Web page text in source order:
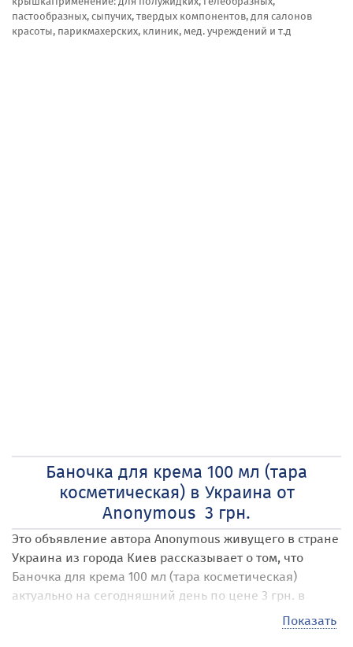
пастообразных, сыпучих, твердых компонентов, для салонов
красоты, парикмахерских, клиник, мед. учреждений и т.д
Баночка для крема 100 мл (тара
косметическая) в Украина от
Anonymous 3 грн.
Это объявление автора Anonymous живущего в стране
Украина из города Киев рассказывает о том, что
Баночка для крема 100 мл (тара косметическая)
актуально на сегодняшний день по цене 3 грн. в
Показать